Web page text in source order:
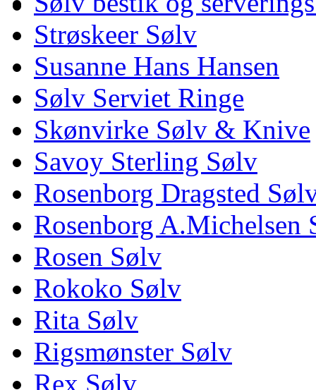
Strøskeer Sølv
Susanne Hans Hansen
Sølv Serviet Ringe
Skønvirke Sølv & Knive
Savoy Sterling Sølv
Rosenborg Dragsted
Rosenborg A.Michelsen
Rosen Sølv
Rokoko Sølv
Rita Sølv
Rigsmønster Sølv
Rex Sølv